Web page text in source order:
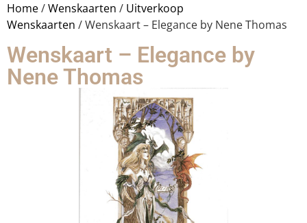
Home/Wenskaarten / Uitverkoop
Wenskaarten / Wenskaart – Elegance by Nene Thomas
Wenskaart – Elegance by
Nene Thomas